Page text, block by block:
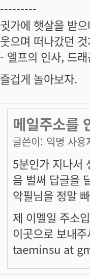
---------
귓가에 햇살을 받
웃으며 떠나갔던
- 엘프의 인사, 드
즐겁게 놀아보자.
메일주소를
글쓴이: 익명 사용
5분인가 지나서
음 벌써 답글을
악필님을 정말
제 이멜일 주소
이곳으로 보내
taeminsu at